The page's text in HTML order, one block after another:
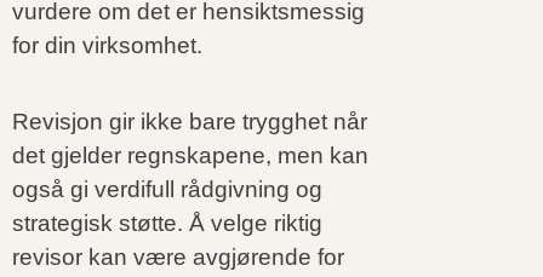
vurdere om det er hensiktsmessig
for din virksomhet.
Revisjon gir ikke bare trygghet når
det gjelder regnskapene, men kan
også gi verdifull rådgivning og
strategisk støtte. Å velge riktig
revisor kan være avgjørende for